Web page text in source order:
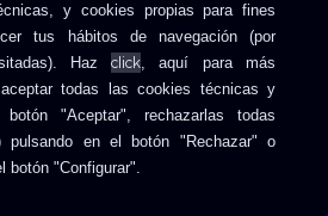
y cookies propias para fines
tus hábitos de navegación (por
Hazclick, aquí para más
todas las cookies técnicas y
"Aceptar", rechazarlas todas
pulsando en el botón "Rechazar" o
botón "Configurar".